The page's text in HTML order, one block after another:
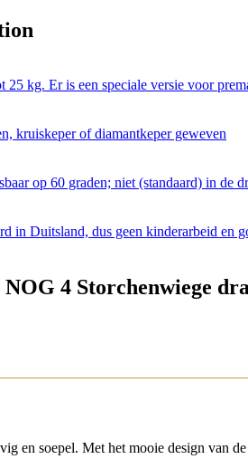
25 kg. Er is een speciale versie voor
kruiskeper of diamantkeper geweven
op 60 graden; niet (standaard) in de
in Duitsland, dus geen kinderarbeid en
4 Storchenwiege
en soepel. Met het mooie design van